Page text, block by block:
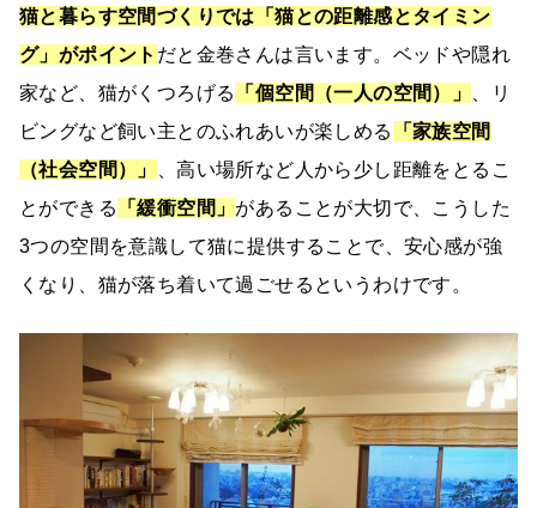
猫と暮らす空間づくりでは「猫との距離感とタイミン
グ」がポイント だと金巻さんは言います。ベッドや隠れ
家など、猫がくつろげる
「個空間（一人の空間）」
、リ
ビングなど飼い主とのふれあいが楽しめる
「家族空間
（社会空間）」
、高い場所など人から少し距離をとるこ
とができる
「緩衝空間」 があることが大切で、こうした
3つの空間を意識して猫に提供することで、安心感が強
くなり、猫が落ち着いて過ごせるというわけです。